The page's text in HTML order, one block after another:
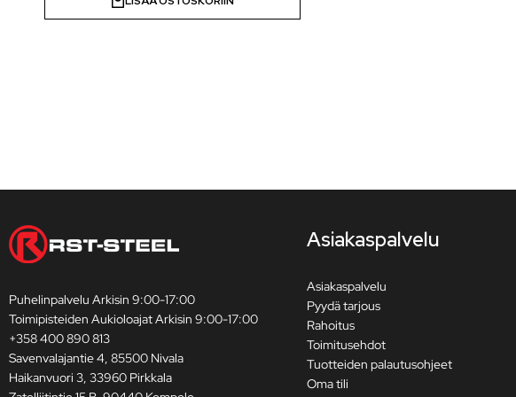
Puhelinpalvelu Arkisin 9:00-17:00
Toimipisteiden Aukioloajat Arkisin 9:00-17:00
+358 400 890 813
Savenvalajantie 4, 85500 Nivala
Haikanvuori 3, 33960 Pirkkala
Asiakaspalvelu
Asiakaspalvelu
Pyydä tarjous
Rahoitus
Toimitusehdot
Tuotteiden palautusohjeet
Oma tili